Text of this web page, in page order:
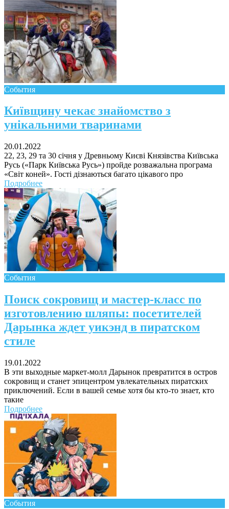
События
Київщину чекає знайомство з
унікальними тваринами
20.01.2022
22, 23, 29 та 30 січня у Древньому Києві Князівства Київська
Русь («Парк Київська Русь») пройде розважальна програма
«Світ коней». Гості дізнаються багато цікавого про
Подробнее
События
Поиск сокровищ и мастер-класс по
изготовлению шляпы: посетителей
Дарынка ждет уикэнд в пиратском
стиле
19.01.2022
В эти выходные маркет-молл Дарынок превратится в остров
сокровищ и станет эпицентром увлекательных пиратских
приключений. Если в вашей семье хотя бы кто-то знает, кто
такие
Подробнее
События